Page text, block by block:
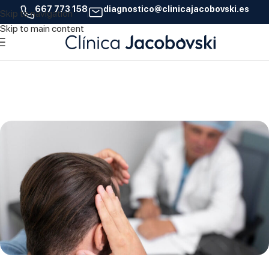
Skip to navigation
Skip to main content
667 773 158 diagnostico@clinicajacobovski.es
06
AGO